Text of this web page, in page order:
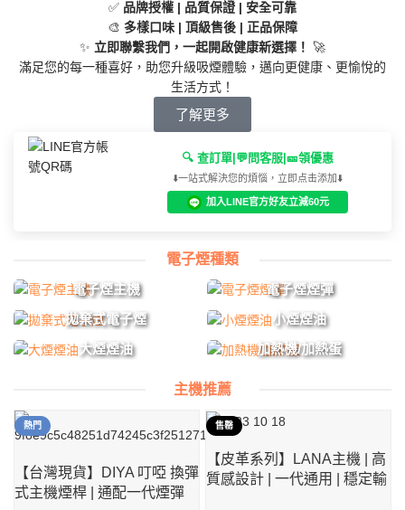
✅ 品牌授權 | 品質保證 | 安全可靠
🎨 多樣口味 | 頂級售後 | 正品保障
✨ 立即聯繫我們，一起開啟健康新選擇！ 🚀
滿足您的每一種喜好，助您升級吸煙體驗，邁向更健康、更愉悅的
生活方式！
了解更多
🔍 查訂單|💬問客服|🎫領優惠
⬇️一站式解決您的煩惱，立即点击添加⬇️
加入LINE官方好友立減60元
電子煙種類
電子煙主機
電子煙煙彈
拋棄式電子煙
小煙煙油
大煙煙油
加熱機/加熱蛋
主機推薦
【台灣現貨】DIYA 叮啞 換彈
式主機煙桿 | 通配一代煙彈
【皮革系列】LANA主機 | 高
質感設計 | 一代通用 | 穩定輸
熱門 售罄